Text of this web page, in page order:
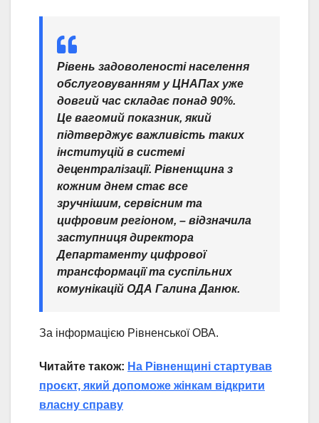
Рівень задоволеності населення
обслуговуванням у ЦНАПах уже
довгий час складає понад 90%.
Це вагомий показник, який
підтверджує важливість таких
інституцій в системі
децентралізації. Рівненщина з
кожним днем стає все
зручнішим, сервісним та
цифровим регіоном, – відзначила
заступниця директора
Департаменту цифрової
трансформації та суспільних
комунікацій ОДА Галина Данюк.
За інформацією Рівненської ОВА.
Читайте також: На Рівненщині стартував
проєкт, який допоможе жінкам відкрити
власну справу